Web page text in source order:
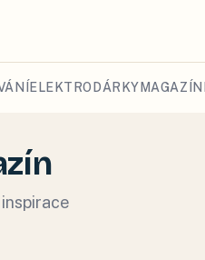
ELEKTRO DÁRKY MAGAZÍN